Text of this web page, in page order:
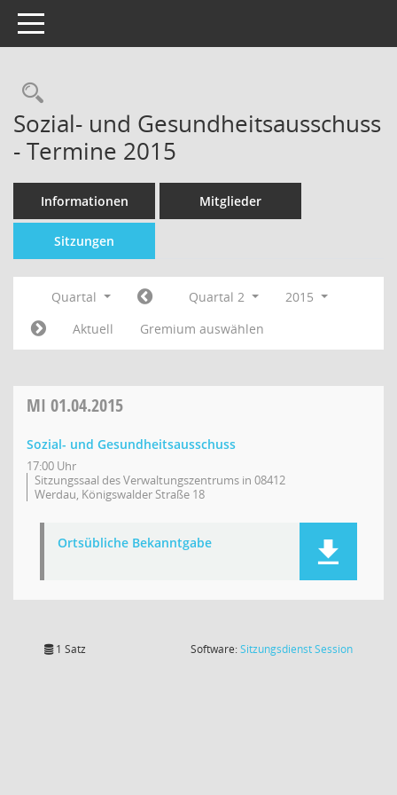
Toggle navigation
Sozial- und Gesundheitsausschuss
- Termine 2015
Informationen Mitglieder
Sitzungen
Quartal Quartal 2
2015
Aktuell
Gremium auswählen
MI 01.04.2015
Sozial- und Gesundheitsausschuss
17:00 Uhr
Sitzungssaal des Verwaltungszentrums in 08412
Werdau, Königswalder Straße 18
Ortsübliche Bekanntgabe
1 Satz Software:SitzungsdienstSession(Wird in